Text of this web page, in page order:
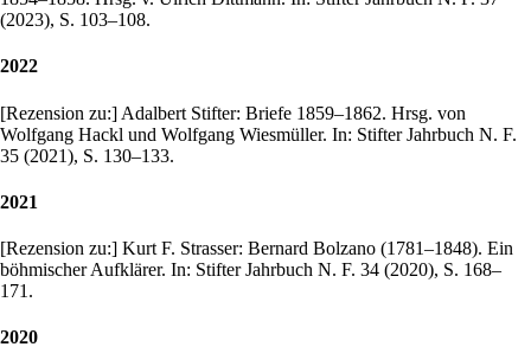
(2023), S. 103–108.
2022
[Rezension zu:] Adalbert Stifter: Briefe 1859–1862. Hrsg. von
Wolfgang Hackl und Wolfgang Wiesmüller. In: Stifter Jahrbuch N. F.
35 (2021), S. 130–133.
2021
[Rezension zu:] Kurt F. Strasser: Bernard Bolzano (1781–1848). Ein
böhmischer Aufklärer. In: Stifter Jahrbuch N. F. 34 (2020), S. 168–
171.
2020